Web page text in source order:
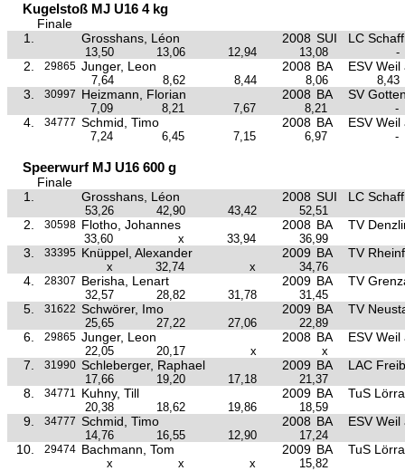
Kugelstoß MJ U16 4 kg
Finale
1.
Grosshans, Léon 2008 SUI LC
13,50 13,06 12,94 13,08 -
2. 29865 Junger, Leon 2008 BA ESV
7,64 8,62 8,44 8,06 8,43
3. 30997 Heizmann, Florian 2008 BA SV
7,09 8,21 7,67 8,21 -
4. 34777 Schmid, Timo 2008 BA ESV
7,24 6,45 7,15 6,97 -
Speerwurf MJ U16 600 g
Finale
1.
Grosshans, Léon 2008 SUI LC
53,26 42,90 43,42 52,51
2. 30598 Flotho, Johannes 2008 BA TV
33,60 x 33,94 36,99
3. 33395 Knüppel, Alexander 2009 BA TV
x 32,74 x 34,76
4. 28307 Berisha, Lenart 2009 BA TV
32,57 28,82 31,78 31,45
5. 31622 Schwörer, Imo 2009 BA TV
25,65 27,22 27,06 22,89
6. 29865 Junger, Leon 2008 BA ESV
22,05 20,17 x x
7. 31990 Schleberger, Raphael 2009 BA LAC
17,66 19,20 17,18 21,37
8. 34771 Kuhny, Till 2009 BA TuS
20,38 18,62 19,86 18,59
9. 34777 Schmid, Timo 2008 BA ESV
14,76 16,55 12,90 17,24
10. 29474 Bachmann, Tom 2009 BA TuS
x x x 15,82